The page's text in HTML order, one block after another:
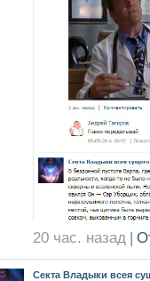
20 час. назад |
Секта Владыки всея